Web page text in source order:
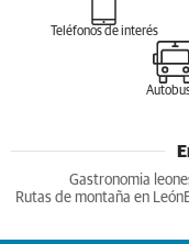
Teléfonos de interés
Gastronomia
Rutas de montaña en León